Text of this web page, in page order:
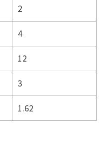
2
4
12
3
1.62